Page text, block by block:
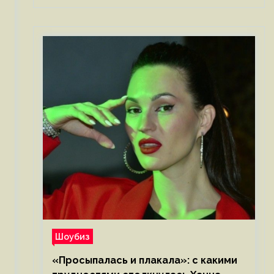
Шоубиз
«Просыпалась и плакала»: с какими